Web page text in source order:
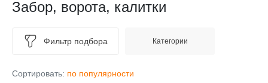
Забор, ворота, калитки
Фильтр подбора Категории
Сортировать: по популярности